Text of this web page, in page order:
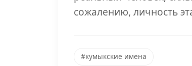
сожалению, личность
#кумыкские имена